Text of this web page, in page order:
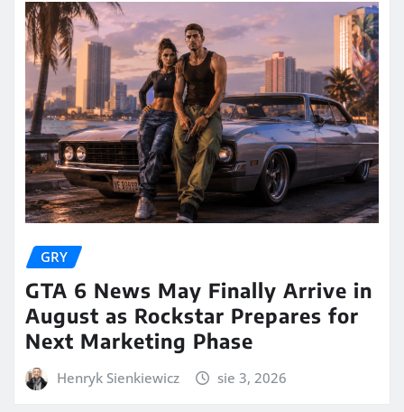
GRY
GTA 6 News May Finally Arrive in
August as Rockstar Prepares for
Next Marketing Phase
Henryk Sienkiewicz sie 3, 2026